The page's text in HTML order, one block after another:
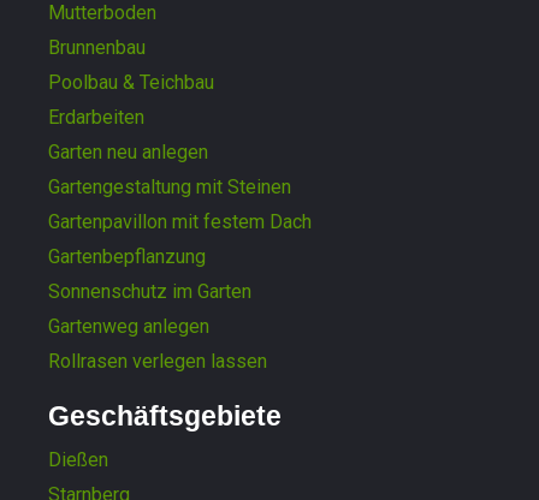
Mutterboden
Brunnenbau
Poolbau & Teichbau
Erdarbeiten
Garten neu anlegen
Gartengestaltung mit Steinen
Gartenpavillon mit festem Dach
Gartenbepflanzung
Sonnenschutz im Garten
Gartenweg anlegen
Rollrasen verlegen lassen
Geschäftsgebiete
Dießen
Starnberg